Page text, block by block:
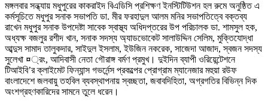
মঙ্গলবার সন্ধ্যায় মধুপুরের কাকরাইদ বিএডিসি প্রশিক্ষণ ইনস্টিটিউশন হল রুমে অনুষ্ঠিত এ
কর্মসূচিতে মধুপুর সনাক সভাপতি ডা. মীর ফরহাদুল আলম মনির সভাপতিত্বে বক্তব্য
রাখেন মধুপুর সনাক উপদেষ্টা সাবেক স্বাস্থ্য অধিদপ্তরের উপ পরিচালক ডা. শামসুল হক,
অধ্যক্ষ বজলুর রশীদ খান, সনাক সদস্য অ্যাডভোকেট সালাউদ্দিন সেলিম, মুক্তিযোদ্ধা
আব্দুস সামাদ তালুকদার, সাইদুল ইসলাম, ইউজিন নকরেক, সাজেদা আজাদ, স্বজন সদস্য
সুলেখা ¤্রং, আদিবাসী নেতা গৌরাঙ্গ বর্মণ প্রমুখ। দুইদিন ব্যাপী ওরিয়েন্টেশনে
টিআইবি’র ক্লাইমেট ফিন্যান্স গভর্নেন্স প্রকল্পের প্রোগ্রাম ম্যানেজার মহুয়া রউফ
বাংলাদেশে জলবায়ু তহবিল ব্যবস্থাপনায় স্বচ্ছতা, জবাবদিহিতা, অগ্রগতির বিভিন্ন দিক
অংশগ্রহণকারিদের সামনে তুলে ধরেন।